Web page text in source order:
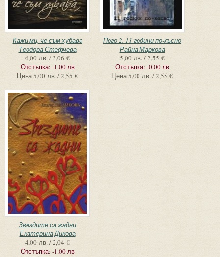
Кажи ми, че съм хубава
Теодора Стефчева
6,00 лв. / 3,06 €
Отстъпка: -1.00 лв
Цена5,00 лв. / 2,55 €
Пого 2. 11 години по-късно
Райна Маркова
5,00 лв. / 2,55 €
Отстъпка: -0.00 лв
Цена5,00 лв. / 2,55 €
Звездите са жадни
Екатерина Дикова
4,00 лв. / 2,04 €
Отстъпка: -1.00 лв